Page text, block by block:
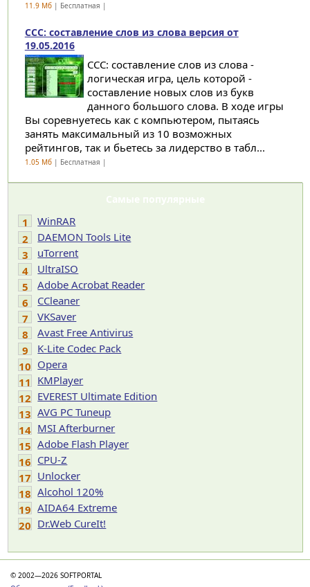
11.9 Мб| Бесплатная |
CCC: составление слов из слова версия от
19.05.2016
CCC: составление слов из слова -
логическая игра, цель которой -
составление новых слов из букв
данного большого слова. В ходе игры
Вы соревнуетесь как с компьютером, пытаясь
занять максимальный из 10 возможных
рейтингов, так и бьетесь за лидерство в табл...
1.05 Мб| Бесплатная |
Самые популярные
1
WinRAR
2
DAEMON Tools Lite
3
uTorrent
4
UltraISO
5
Adobe Acrobat Reader
6
CCleaner
7
VKSaver
8
Avast Free Antivirus
9
K-Lite Codec Pack
10 Opera
11 KMPlayer
12 EVEREST Ultimate Edition
13 AVG PC Tuneup
14 MSI Afterburner
15 Adobe Flash Player
16 CPU-Z
17 Unlocker
18 Alcohol 120%
19 AIDA64 Extreme
20 Dr.Web CureIt!
© 2002—2026 SOFTPORTAL